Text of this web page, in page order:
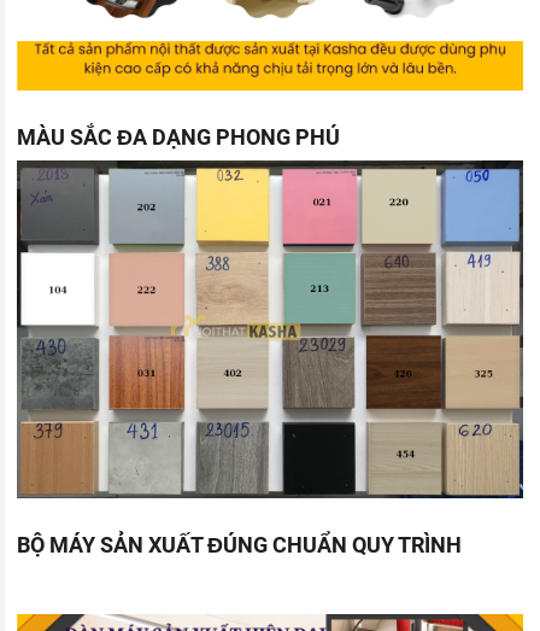
MÀU SẮC ĐA DẠNG PHONG PHÚ
BỘ MÁY SẢN XUẤT ĐÚNG CHUẨN QUY TRÌNH